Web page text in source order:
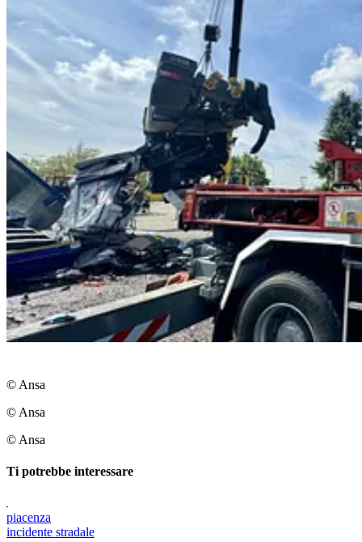
© Ansa
© Ansa
© Ansa
Ti potrebbe interessare
piacenza
incidente stradale